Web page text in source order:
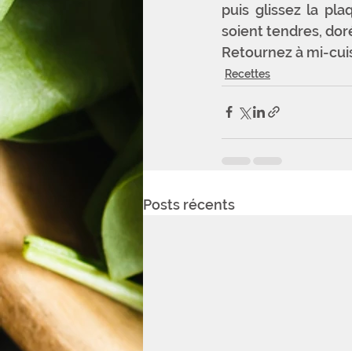
puis glissez la
soient tendres,
Retournez à mi-
Recettes
Posts récents